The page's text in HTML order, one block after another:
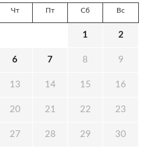
Чт Пт Сб Вс
1 2
6 7 8 9
13 14 15 16
20 21 22 23
27 28 29 30